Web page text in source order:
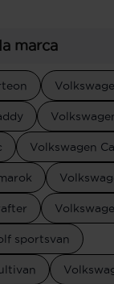
marca
Volkswagen
sportsvan